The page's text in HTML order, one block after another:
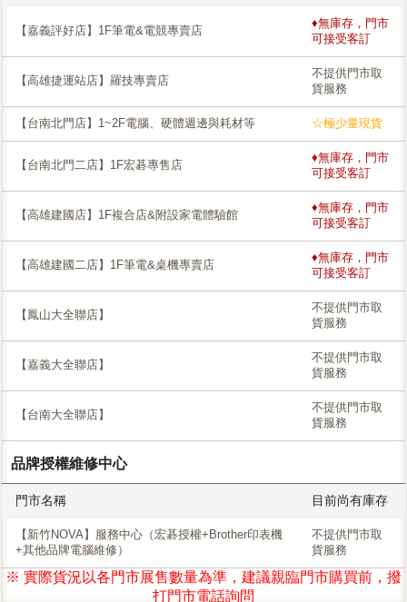
【嘉義評好店】1F筆電&電競專賣店
♦無庫存，門市
可接受客訂
【高雄捷運站店】羅技專賣店
不提供門市取
貨服務
【台南北門店】1~2F電腦、硬體週邊與耗材等 ☆極少量現貨
【台南北門二店】1F宏碁專售店
♦無庫存，門市
可接受客訂
【高雄建國店】1F複合店&附設家電體驗館
♦無庫存，門市
可接受客訂
【高雄建國二店】1F筆電&桌機專賣店
♦無庫存，門市
可接受客訂
【鳳山大全聯店】
不提供門市取
貨服務
【嘉義大全聯店】
不提供門市取
貨服務
【台南大全聯店】
不提供門市取
貨服務
品牌授權維修中心
門市名稱 目前尚有庫存
【新竹NOVA】服務中心（宏碁授權+Brother印表機
+其他品牌電腦維修）
不提供門市取
貨服務
※ 實際貨況以各門市展售數量為準，建議親臨門市購買前，撥
打門市電話詢問